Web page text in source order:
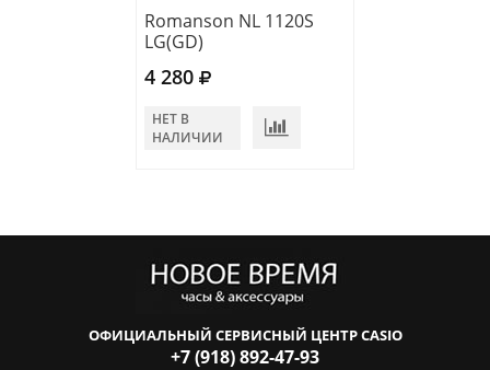
Romanson NL 1120S
LG(GD)
4 280
НЕТ В
НАЛИЧИИ
ОФИЦИАЛЬНЫЙ СЕРВИСНЫЙ ЦЕНТР CASIO
+7 (918) 892-47-93